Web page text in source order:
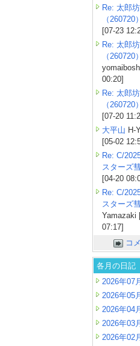
Re: 太郎坊
（260720
[07-23
Re: 太郎坊
（260720
00:20]
Re: 太郎坊
（260720
[07-20
大平山 H-
[05-02
Re: C/
スターズ
[04-20
Re: C/
スターズ
Yamazaki
07:17]
コ
各月の日記
2026年07
2026年05
2026年04
2026年03
2026年02